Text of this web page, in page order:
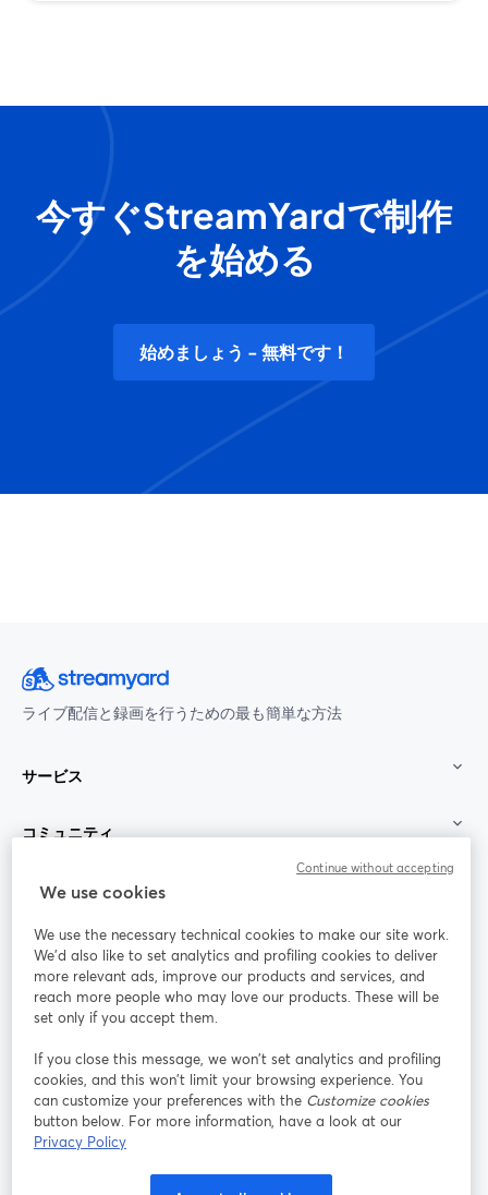
今すぐStreamYardで制作
を始める
始めましょう - 無料です！
ライブ配信と録画を行うための最も簡単な方法
サービス
コミュニティ
StreamYard：
参加する
ライ
ンセ
ミナ
ー
Facebook
新しいタブで開く(Twitter)
YouTube
Instagram
新しいタブで開く
LinkedIn
新しいタブで開く
We use cookies
We use the necessary technical cookies to make our site work.
We'd also like to set analytics and profiling cookies to deliver
more relevant ads, improve our products and services, and
reach more people who may love our products. These will be
set only if you accept them.
If you close this message, we won’t set analytics and profiling
cookies, and this won’t limit your browsing experience. You
can customize your preferences with the Customize cookies
button below. For more information, have a look at our
Privacy Policy
Continue without accepting